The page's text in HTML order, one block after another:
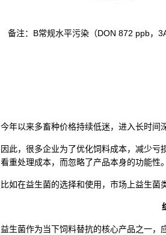
备注：B常规水平污染（DON 872 ppb，
今年以来多畜种价格持续低迷，进入长时间
因此，很多企业为了优化饲料成本，减少
看重处理成本，而忽略了产品本身的功能性。
比如在益生菌的选择和使用，市场上益生菌
益生菌作为当下饲料替抗的核心产品之一，